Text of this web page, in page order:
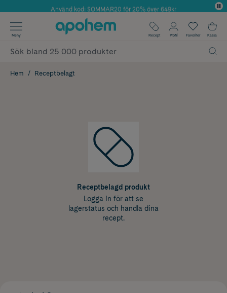
Använd kod: SOMMAR20 för 20% över 649kr
✓ Fri frakt
✓ Poäng på alla köp*
Meny Recept Profil Favoriter Kassa
Hem Receptbelagt
Receptbelagd produkt
Logga in för att se
lagerstatus och handla dina
recept.